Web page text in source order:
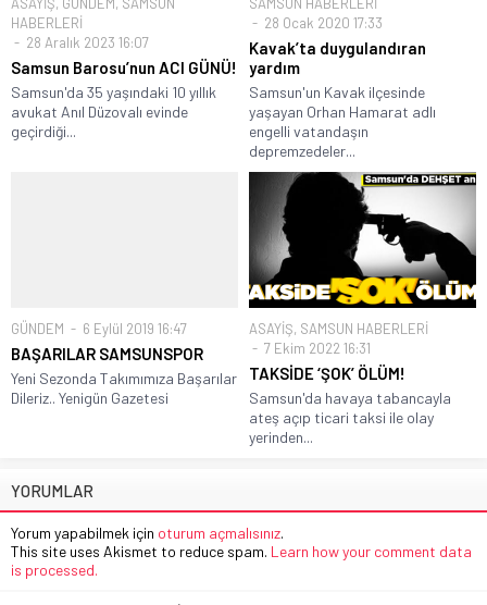
HABERLERİ
28 Aralık 2023 16:07
Samsun Barosu’nun ACI GÜNÜ!
Samsun'da 35 yaşındaki 10 yıllık
avukat Anıl Düzovalı evinde
geçirdiği...
28 Ocak 2020 17:33
Kavak’ta duygulandıran
yardım
Samsun'un Kavak ilçesinde
yaşayan Orhan Hamarat adlı
engelli vatandaşın
depremzedeler...
GÜNDEM 6 Eylül 2019 16:47
BAŞARILAR SAMSUNSPOR
Yeni Sezonda Takımımıza Başarılar
Dileriz.. Yenigün Gazetesi
ASAYİŞ, SAMSUN HABERLERİ
7 Ekim 2022 16:31
TAKSİDE ‘ŞOK’ ÖLÜM!
Samsun'da havaya tabancayla
ateş açıp ticari taksi ile olay
yerinden...
YORUMLAR
Yorum yapabilmek için oturum açmalısınız.
This site uses Akismet to reduce spam. Learn how your comment data
is processed.